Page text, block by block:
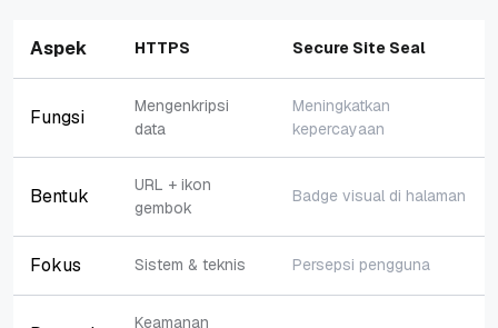
Aspek HTTPS Secure Site Seal
Fungsi
Mengenkripsi
data
Meningkatkan
kepercayaan
Bentuk
URL + ikon
gembok
Badge visual di halaman
Fokus Sistem & teknis Persepsi pengguna
Keamanan